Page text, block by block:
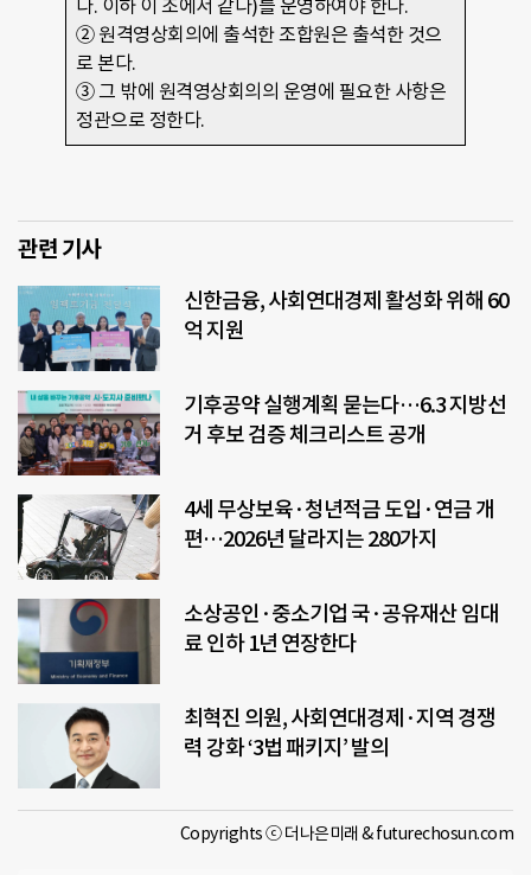
다. 이하 이 조에서 같다)를 운영하여야 한다.
② 원격영상회의에 출석한 조합원은 출석한 것으
로 본다.
③ 그 밖에 원격영상회의의 운영에 필요한 사항은
정관으로 정한다.
관련 기사
신한금융, 사회연대경제 활성화 위해 60
억 지원
기후공약 실행계획 묻는다…6.3 지방선
거 후보 검증 체크리스트 공개
4세 무상보육·청년적금 도입·연금 개
편…2026년 달라지는 280가지
소상공인·중소기업 국·공유재산 임대
료 인하 1년 연장한다
최혁진 의원, 사회연대경제·지역 경쟁
력 강화 ‘3법 패키지’ 발의
Copyrights ⓒ 더나은미래 & futurechosun.com